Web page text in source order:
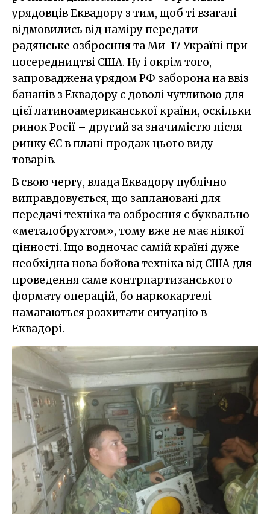
урядовців Еквадору з тим, щоб ті взагалі
відмовились від наміру передати
радянське озброєння та Ми-17 Україні при
посередництві США. Ну і окрім того,
запроваджена урядом РФ заборона на ввіз
бананів з Еквадору є доволі чутливою для
цієї латиноамериканської країни, оскільки
ринок Росії – другий за значимістю після
ринку ЄС в плані продаж цього виду
товарів.
В свою чергу, влада Еквадору публічно
виправдовується, що заплановані для
передачі техніка та озброєння є буквально
«металобрухтом», тому вже не має ніякої
цінності. Іщо водночас самій країні дуже
необхідна нова бойова техніка від США для
проведення саме контрпартизанського
формату операцій, бо наркокартелі
намагаються розхитати ситуацію в
Еквадорі.